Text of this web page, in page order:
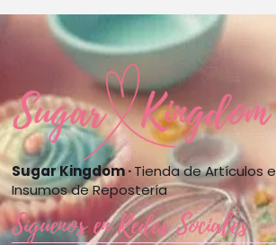
Sugar Kingdom ·Tienda de Artículos e
Insumos de Repostería
Síguenos en Redes Sociales